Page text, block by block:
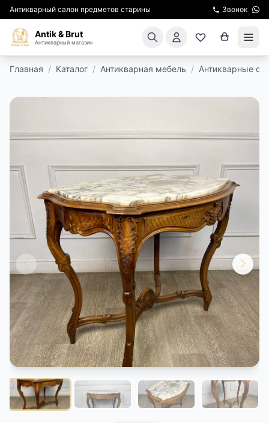
Антикварный салон предметов старины Звонок
Antik & Brut
Антикварный магазин
ПОДАРКИ
КИНОСЪЕМКА
ЭКСКУРСИИ
РЕСТАВРАЦИЯ
КУРСЫ ПО РЕСТАВРАЦИИ
КОНТАКТЫ
ДОСТАВКА И ОПЛАТА
Главная / Каталог / Антикварная мебель / Антикварные